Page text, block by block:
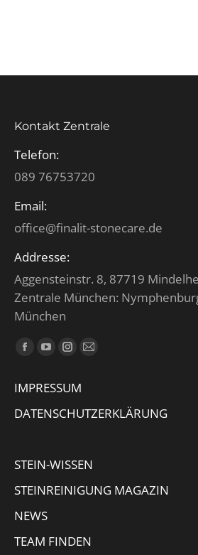
Kontakt Zentrale
Telefon:
089 76753720
Email:
office@finalit-stonecare.de
Addresse:
Aggensteinstr. 8, 87719
Zentrale München:
München
Finden Sie uns auf:
Facebook
opens
in
YouTube
opens
in
Instagram
opens
in
E-
opens
window
IMPRESSUM
DATENSCHUTZERKLÄRUNG
STEIN-WISSEN
STEINREINIGUNG MAGAZIN
NEWS
TEAM FINDEN